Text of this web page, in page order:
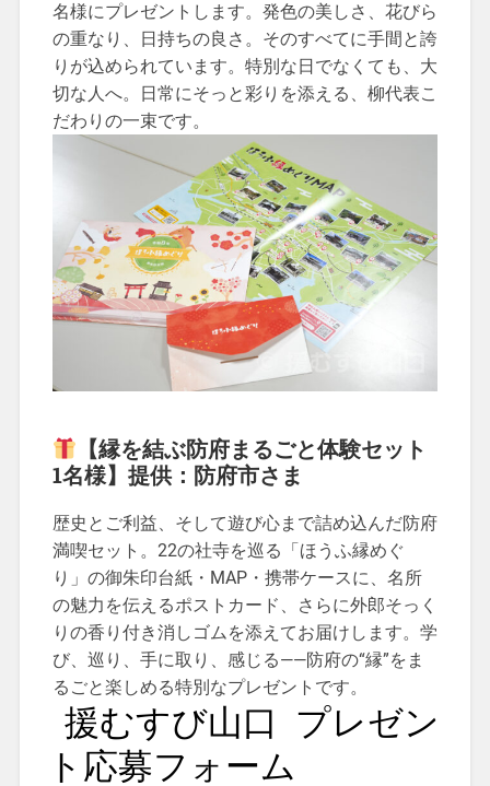
名様にプレゼントします。発色の美しさ、花びら
の重なり、日持ちの良さ。そのすべてに手間と誇
りが込められています。特別な日でなくても、大
切な人へ。日常にそっと彩りを添える、柳代表こ
だわりの一束です。
【縁を結ぶ防府まるごと体験セット
1名様】提供：防府市さま
歴史とご利益、そして遊び心まで詰め込んだ防府
満喫セット。22の社寺を巡る「ほうふ縁めぐ
り」の御朱印台紙・MAP・携帯ケースに、名所
の魅力を伝えるポストカード、さらに外郎そっく
りの香り付き消しゴムを添えてお届けします。学
び、巡り、手に取り、感じる——防府の“縁”をま
るごと楽しめる特別なプレゼントです。